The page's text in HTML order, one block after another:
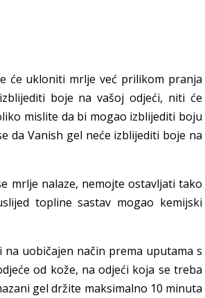
će ukloniti mrlje već prilikom pranja
boje na vašoj odjeći, niti će
mislite da bi mogao izblijediti boju
da Vanish gel neće izblijediti boje na
mrlje nalaze, nemojte ostavljati tako
topline sastav mogao kemijski
uobičajen način prema uputama s
od kože, na odjeći koja se treba
gel držite maksimalno 10 minuta